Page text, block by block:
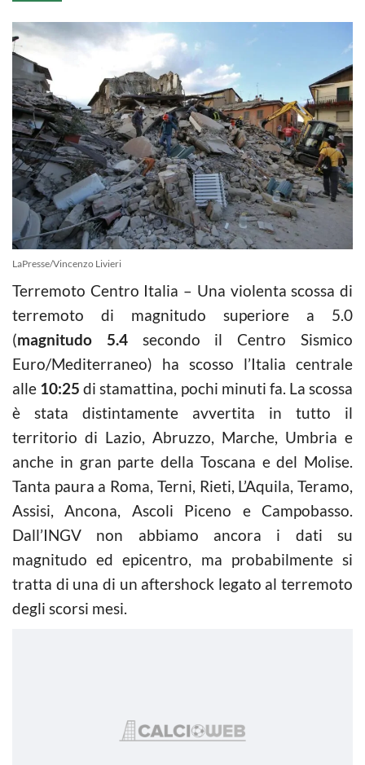
LaPresse/Vincenzo Livieri
Terremoto Centro Italia – Una violenta scossa di
terremoto di magnitudo superiore a 5.0
(magnitudo 5.4secondo il Centro Sismico
Euro/Mediterraneo) ha scosso l’Italia centrale
alle 10:25 di stamattina, pochi minuti fa. La scossa
è stata distintamente avvertita in tutto il
territorio di Lazio, Abruzzo, Marche, Umbria e
anche in gran parte della Toscana e del Molise.
Tanta paura a Roma, Terni, Rieti, L’Aquila, Teramo,
Assisi, Ancona, Ascoli Piceno e Campobasso.
Dall’INGV non abbiamo ancora i dati su
magnitudo ed epicentro, ma probabilmente si
tratta di una di un aftershock legato al terremoto
degli scorsi mesi.